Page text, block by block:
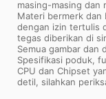
masing-masing dan
Materi bermerk dan
dengan izin tertulis
tegas diberikan di
Semua gambar dan
Spesifikasi poduk,
CPU dan Chipset
detil, silahkan